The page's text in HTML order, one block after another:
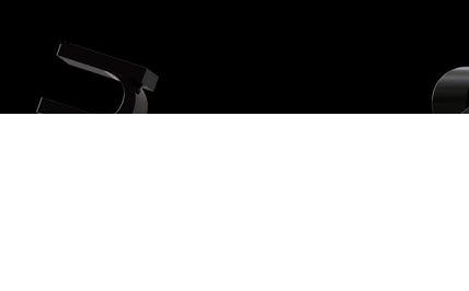
в дизайне и выберите для дальнейшего
дизайнером, брать проекты на